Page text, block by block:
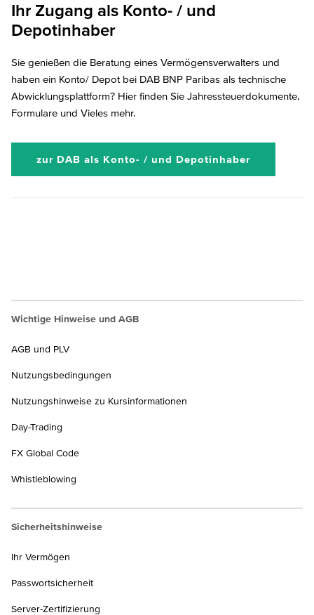
Ihr Zugang als Konto- / und
Depotinhaber
Sie genießen die Beratung eines Vermögensverwalters und
haben ein Konto/ Depot bei DAB BNP Paribas als technische
Abwicklungsplattform? Hier finden Sie Jahressteuerdokumente,
Formulare und Vieles mehr.
zur DAB als Konto- / und Depotinhaber
Wichtige Hinweise und AGB
AGB und PLV
Nutzungsbedingungen
Nutzungshinweise zu Kursinformationen
Day-Trading
FX Global Code
Whistleblowing
Sicherheitshinweise
Ihr Vermögen
Passwortsicherheit
Server-Zertifizierung